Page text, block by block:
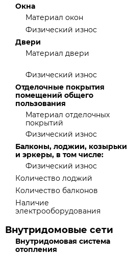
Окна
Материал окон
Физический износ
Двери
Материал двери
Физический износ
Отделочные покрытия
помещений общего
пользования
Материал отделочных
покрытий
Физический износ
Балконы, лоджии, козырьки
и эркеры, в том числе:
Физический износ
Количество лоджий
Количество балконов
Наличие
электрооборудования
Внутридомовые сети
Внутридомовая система
отопления